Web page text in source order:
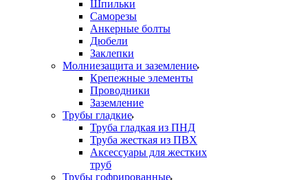
Шпильки
Саморезы
Анкерные болты
Дюбели
Заклепки
Молниезащита и заземление
Крепежные элементы
Проводники
Заземление
Трубы гладкие
Труба гладкая из ПНД
Труба жесткая из ПВХ
Аксессуары для жестких
труб
Трубы гофрированные